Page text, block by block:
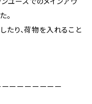
。
たり、荷物を入れること
ーーーーーーー